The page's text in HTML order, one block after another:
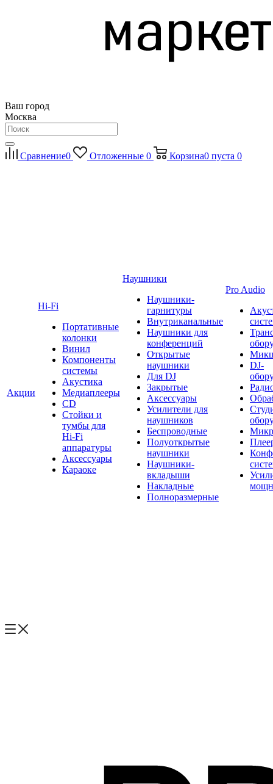
Ваш город
Москва
Сравнение0 Отложенные 0 Корзина0 пуста 0
Акции
Hi-Fi
Портативные
колонки
Винил
Компоненты
системы
Акустика
Медиаплееры
CD
Стойки и
тумбы для
Hi-Fi
аппаратуры
Аксессуары
Караоке
Наушники
Наушники-
гарнитуры
Внутриканальные
Наушники для
конференций
Открытые
наушники
Для DJ
Закрытые
Аксессуары
Усилители для
наушников
Беспроводные
Полуоткрытые
наушники
Наушники-
вкладыши
Накладные
Полноразмерные
Pro Audio
DJ-